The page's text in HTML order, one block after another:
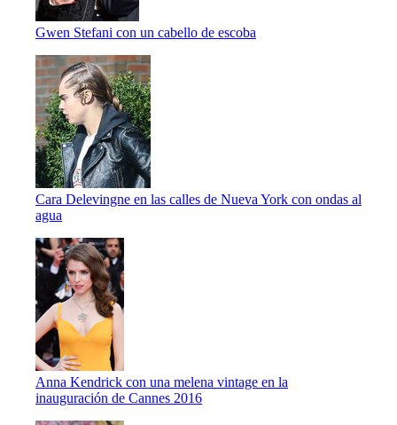
Gwen Stefani con un cabello de escoba
Cara Delevingne en las calles de Nueva York con ondas al
agua
Anna Kendrick con una melena vintage en la
inauguración de Cannes 2016